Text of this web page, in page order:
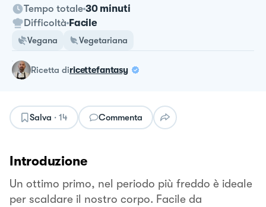
Tempo totale 30 minuti
Difficoltà Facile
Vegana Vegetariana
ricetta diricettefantasy
Salva · 14 Commenta
Introduzione
Un ottimo primo, nel periodo più freddo è ideale
per scaldare il nostro corpo. Facile da